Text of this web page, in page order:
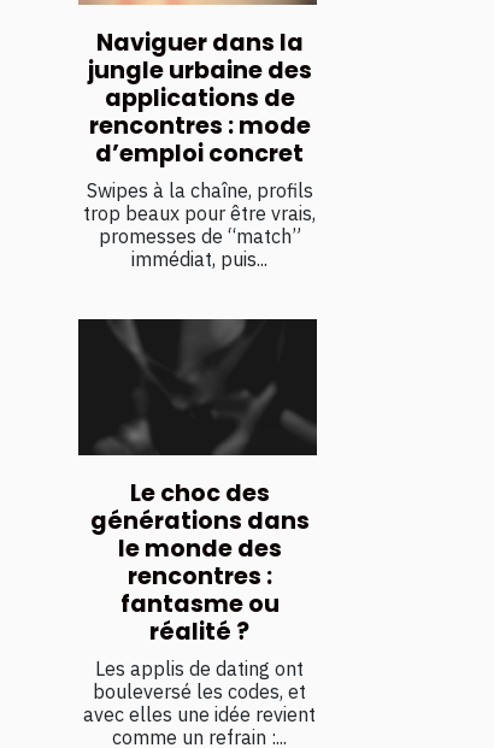
Naviguer dans la
jungle urbaine des
applications de
rencontres : mode
d’emploi concret
Swipes à la chaîne, profils
trop beaux pour être vrais,
promesses de “match”
immédiat, puis...
Le choc des
générations dans
le monde des
rencontres :
fantasme ou
réalité ?
Les applis de dating ont
bouleversé les codes, et
avec elles une idée revient
comme un refrain :...